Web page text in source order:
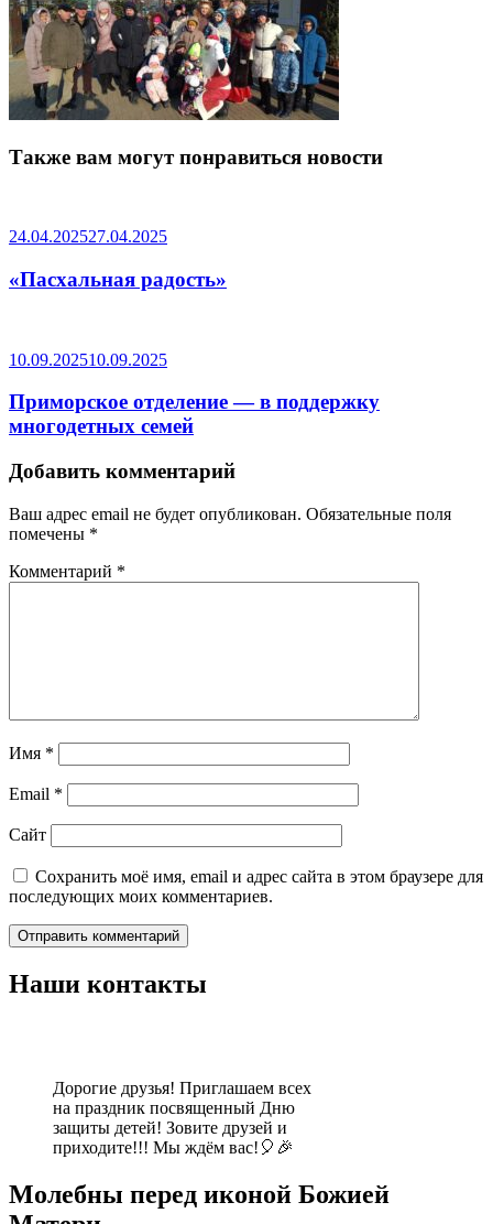
Также вам могут понравиться новости
24.04.202527.04.2025
«Пасхальная радость»
10.09.202510.09.2025
Приморское отделение — в поддержку
многодетных семей
Добавить комментарий
Ваш адрес email не будет опубликован. Обязательные поля
помечены *
Комментарий *
Имя *
Email *
Сайт
Сохранить моё имя, email и адрес сайта в этом браузере для
последующих моих комментариев.
Наши контакты
Дорогие друзья! Приглашаем всех
на праздник посвященный Дню
защиты детей! Зовите друзей и
приходите!!! Мы ждём вас!🎈🎉
Молебны перед иконой Божией